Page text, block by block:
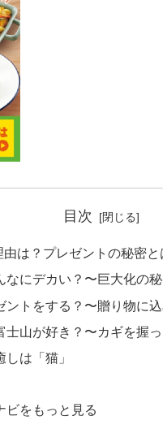
目次
は？プレゼントの秘密
なにデカい？〜巨大化の
ントをする？〜贈り物に
士山が好き？〜カギを握
は「猫」
ビをもっと見る